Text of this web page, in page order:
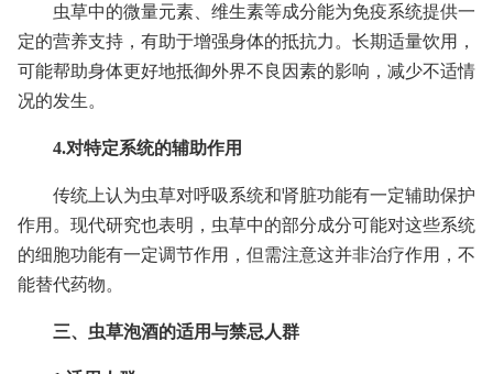
虫草中的微量元素、维生素等成分能为免疫系统提供一
定的营养支持，有助于增强身体的抵抗力。长期适量饮用，
可能帮助身体更好地抵御外界不良因素的影响，减少不适情
况的发生。
4.对特定系统的辅助作用
传统上认为虫草对呼吸系统和肾脏功能有一定辅助保护
作用。现代研究也表明，虫草中的部分成分可能对这些系统
的细胞功能有一定调节作用，但需注意这并非治疗作用，不
能替代药物。
三、虫草泡酒的适用与禁忌人群